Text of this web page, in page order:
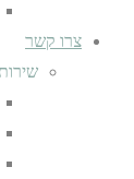
צרו קשר